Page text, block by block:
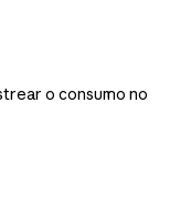
o consumo no